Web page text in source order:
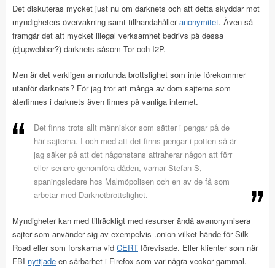
Det diskuteras mycket just nu om darknets och att detta skyddar mot
myndigheters övervakning samt tillhandahålleranonymitet. Även så
framgår det att mycket illegal verksamhet bedrivs på dessa
(djupwebbar?) darknets såsom Tor och I2P.
Men är det verkligen annorlunda brottslighet som inte förekommer
utanför darknets? För jag tror att många av dom sajterna som
återfinnes i darknets även finnes på vanliga internet.
Det finns trots allt människor som sätter i pengar på de
här sajterna. I och med att det finns pengar i potten så är
jag säker på att det någonstans attraherar någon att förr
eller senare genomföra dåden, varnar Stefan S,
spaningsledare hos Malmöpolisen och en av de få som
arbetar med Darknetbrottslighet.
Myndigheter kan med tillräckligt med resurser ändå avanonymisera
sajter som använder sig av exempelvis .onion vilket hände för Silk
Road eller som forskarna vid CERT förevisade. Eller klienter som när
FBI nyttjade en sårbarhet i Firefox som var några veckor gammal.